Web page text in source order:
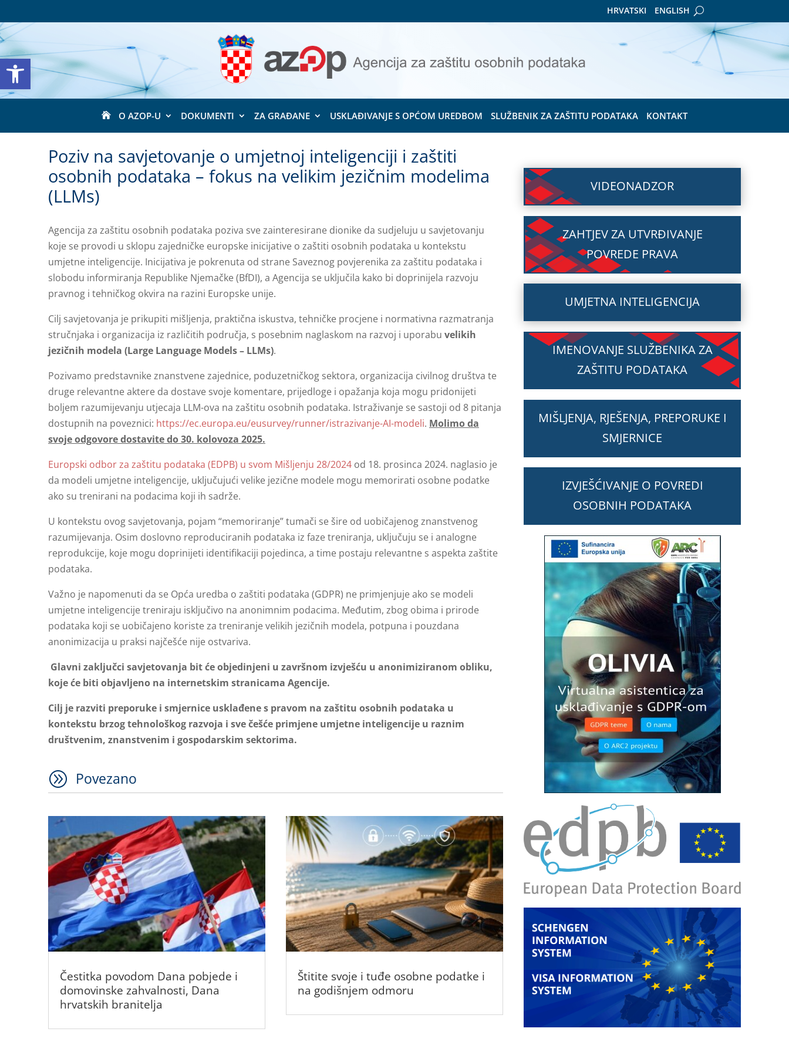
Open toolbar
HRVATSKI ENGLISH
 O AZOP-U DOKUMENTI ZA GRAĐANE USKLAĐIVANJE S OPĆOM UREDBOM SLUŽBENIK ZA ZAŠTITU PODATAKA KONTAKT
Poziv na savjetovanje o umjetnoj inteligenciji i zaštiti
osobnih podataka – fokus na velikim jezičnim modelima
(LLMs)
Agencija za zaštitu osobnih podataka poziva sve zainteresirane dionike da sudjeluju u savjetovanju
koje se provodi u sklopu zajedničke europske inicijative o zaštiti osobnih podataka u kontekstu
umjetne inteligencije. Inicijativa je pokrenuta od strane Saveznog povjerenika za zaštitu podataka i
slobodu informiranja Republike Njemačke (BfDI), a Agencija se uključila kako bi doprinijela razvoju
pravnog i tehničkog okvira na razini Europske unije.
Cilj savjetovanja je prikupiti mišljenja, praktična iskustva, tehničke procjene i normativna razmatranja
stručnjaka i organizacija iz različitih područja, s posebnim naglaskom na razvoj i uporabu velikih
jezičnih modela (Large Language Models – LLMs).
Pozivamo predstavnike znanstvene zajednice, poduzetničkog sektora, organizacija civilnog društva te
druge relevantne aktere da dostave svoje komentare, prijedloge i opažanja koja mogu pridonijeti
boljem razumijevanju utjecaja LLM-ova na zaštitu osobnih podataka. Istraživanje se sastoji od 8 pitanja
dostupnih na poveznici: https://ec.europa.eu/eusurvey/runner/istrazivanje-AI-modeli. Molimo da
svoje odgovore dostavite do 30. kolovoza 2025.
Europski odbor za zaštitu podataka (EDPB) u svom Mišljenju 28/2024 od 18. prosinca 2024. naglasio je
da modeli umjetne inteligencije, uključujući velike jezične modele mogu memorirati osobne podatke
ako su trenirani na podacima koji ih sadrže.
U kontekstu ovog savjetovanja, pojam “memoriranje” tumači se šire od uobičajenog znanstvenog
razumijevanja. Osim doslovno reproduciranih podataka iz faze treniranja, uključuju se i analogne
reprodukcije, koje mogu doprinijeti identifikaciji pojedinca, a time postaju relevantne s aspekta zaštite
podataka.
Važno je napomenuti da se Opća uredba o zaštiti podataka (GDPR) ne primjenjuje ako se modeli
umjetne inteligencije treniraju isključivo na anonimnim podacima. Međutim, zbog obima i prirode
podataka koji se uobičajeno koriste za treniranje velikih jezičnih modela, potpuna i pouzdana
anonimizacija u praksi najčešće nije ostvariva.
Glavni zaključci savjetovanja bit će objedinjeni u završnom izvješću u anonimiziranom obliku,
koje će biti objavljeno na internetskim stranicama Agencije.
Cilj je razviti preporuke i smjernice usklađene s pravom na zaštitu osobnih podataka u
kontekstu brzog tehnološkog razvoja i sve češće primjene umjetne inteligencije u raznim
društvenim, znanstvenim i gospodarskim sektorima.
A Povezano
Čestitka povodom Dana pobjede i
domovinske zahvalnosti, Dana
hrvatskih branitelja
Štitite svoje i tuđe osobne podatke i
na godišnjem odmoru
VIDEONADZOR
ZAHTJEV ZA UTVRĐIVANJE
POVREDE PRAVA
UMJETNA INTELIGENCIJA
IMENOVANJE SLUŽBENIKA ZA
ZAŠTITU PODATAKA
MIŠLJENJA, RJEŠENJA, PREPORUKE I
SMJERNICE
IZVJEŠĆIVANJE O POVREDI
OSOBNIH PODATAKA